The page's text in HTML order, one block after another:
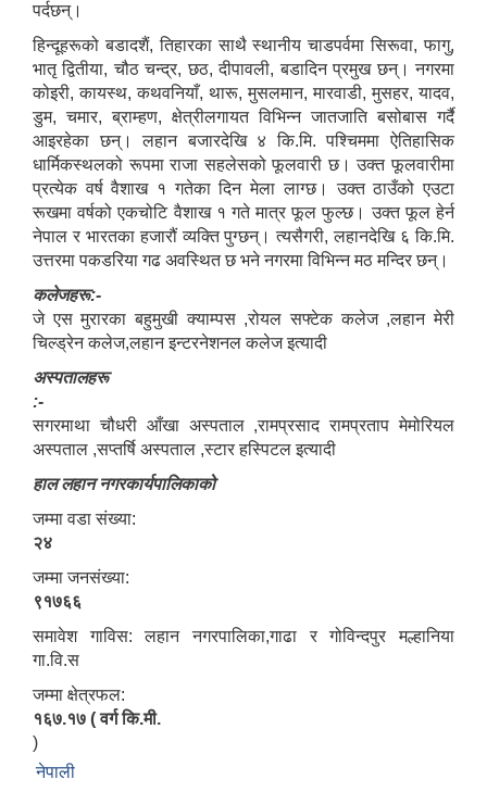
पर्दछन्।
हिन्दूहरूको बडादशैं, तिहारका साथै स्थानीय चाडपर्वमा सिरूवा, फागु,
भातृ द्वितीया, चौठ चन्द्र, छठ, दीपावली, बडादिन प्रमुख छन्। नगरमा
कोइरी, कायस्थ, कथवनियाँ, थारू, मुसलमान, मारवाडी, मुसहर, यादव,
डुम, चमार, ब्राम्हण, क्षेत्रीलगायत विभिन्न जातजाति बसोबास गर्दै
आइरहेका छन्। लहान बजारदेखि ४ कि.मि. पश्चिममा ऐतिहासिक
धार्मिकस्थलको रूपमा राजा सहलेसको फूलवारी छ। उक्त फूलवारीमा
प्रत्येक वर्ष वैशाख १ गतेका दिन मेला लाग्छ। उक्त ठाउँको एउटा
रूखमा वर्षको एकचोटि वैशाख १ गते मात्र फूल फुल्छ। उक्त फूल हेर्न
नेपाल र भारतका हजारौं व्यक्ति पुग्छन्। त्यसैगरी, लहानदेखि ६ कि.मि.
उत्तरमा पकडरिया गढ अवस्थित छ भने नगरमा विभिन्न मठ मन्दिर छन्।
कलेजहरू:-
जे एस मुरारका बहुमुखी क्याम्पस ,रोयल सफ्टेक कलेज ,लहान मेरी
चिल्ड्रेन कलेज,लहान इन्टरनेशनल कलेज इत्यादी
अस्पतालहरू
:-
सगरमाथा चौधरी आँखा अस्पताल ,रामप्रसाद रामप्रताप मेमोरियल
अस्पताल ,सप्तर्षि अस्पताल ,स्टार हस्पिटल इत्यादी
हाल लहान नगरकार्यपालिकाको
जम्मा वडा संख्या:
२४
जम्मा जनसंख्या:
९१७६६
समावेश गाविस: लहान नगरपालिका,गाढा र गोविन्दपुर मल्हानिया
गा.वि.स
जम्मा क्षेत्रफल:
१६७.१७ ( वर्ग कि.मी.
)
नेपाली